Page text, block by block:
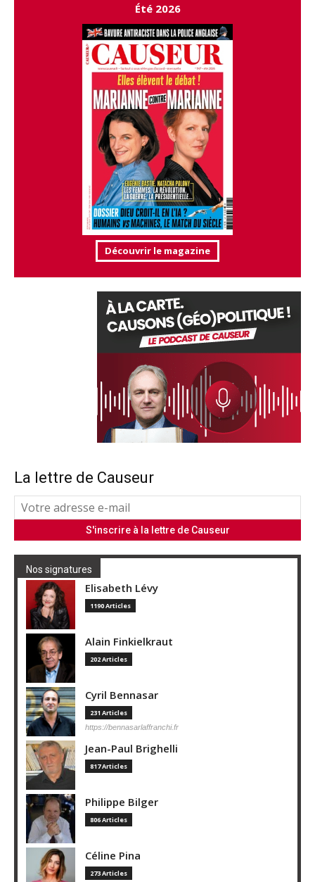
Été 2026
Découvrir le magazine
La lettre de Causeur
Nos signatures
Elisabeth Lévy
1190 Articles
Alain Finkielkraut
202 Articles
Cyril Bennasar
231 Articles
https://bennasarlaffranchi.fr
Jean-Paul Brighelli
817 Articles
Philippe Bilger
806 Articles
Céline Pina
273 Articles